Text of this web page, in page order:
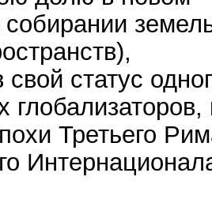
свой статус
глобализаторов,
Третьего